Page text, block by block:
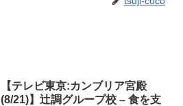
【テレビ東京:カンブリア宮殿
(8/21)】辻調グループ校 – 食を支